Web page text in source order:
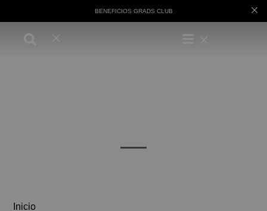
BENEFICIOS GRADS CLUB
Inicio